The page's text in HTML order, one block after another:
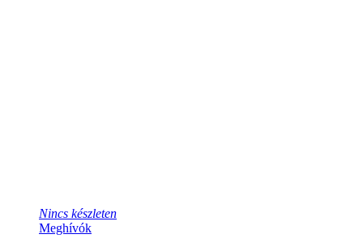
Nincs készleten
Meghívók